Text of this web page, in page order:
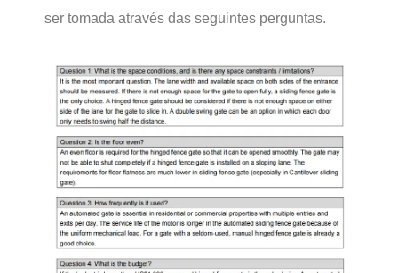
ser tomada através das seguintes perguntas.